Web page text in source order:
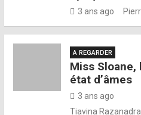
3 ans ago
A REGARDER
Miss
état d’âmes
3 ans ago
Tiavina